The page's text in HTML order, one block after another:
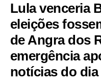
Lula venceria
eleições
de Angra dos
emergência
notícias do dia